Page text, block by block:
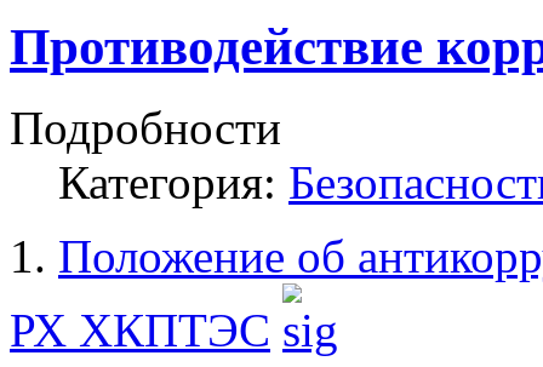
Противодействие
Подробности
Категория:
1. Положение об
РХ ХКПТЭС